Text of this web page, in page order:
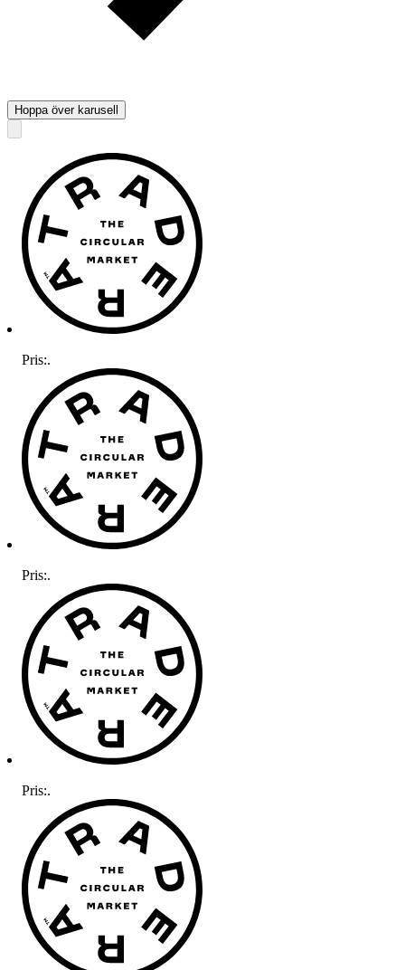
Hoppa över karusell
Pris:.
Pris:.
Pris:.